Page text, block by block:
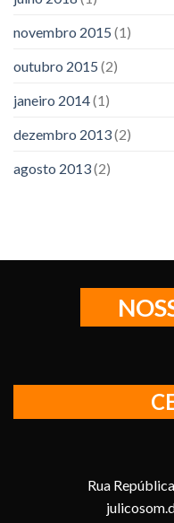
novembro 2015 (1)
outubro 2015 (2)
janeiro 2014(1)
dezembro 2013(2)
agosto 2013(2)
Rua